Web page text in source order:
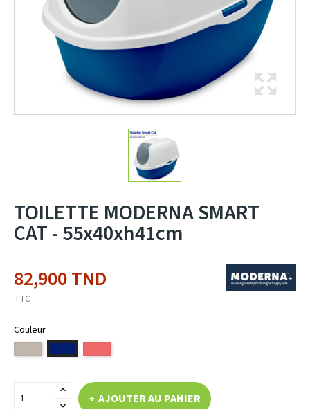
TOILETTE MODERNA SMART
CAT - 55x40xh41cm
82,900 TND
TTC
Couleur
VR04
AJOUTER AU PANIER